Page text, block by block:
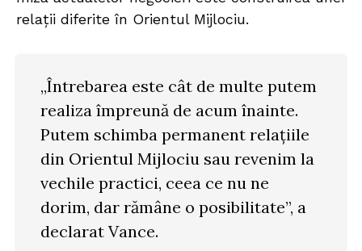
relații diferite în Orientul Mijlociu.
„Întrebarea este cât de multe putem
realiza împreună de acum înainte.
Putem schimba permanent relațiile
din Orientul Mijlociu sau revenim la
vechile practici, ceea ce nu ne
dorim, dar rămâne o posibilitate”, a
declarat Vance.